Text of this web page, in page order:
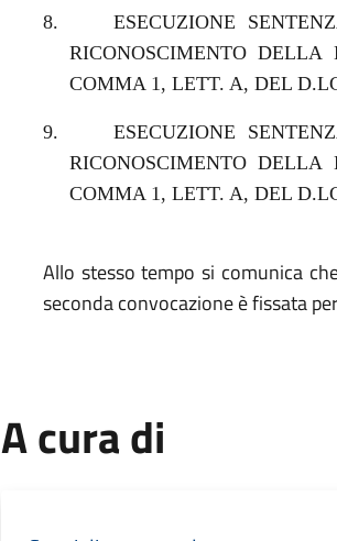
8.
ESECUZIONE
RICONOSCIMENTO
COMMA 1, LETT. A, DEL
9.
ESECUZIONE
RICONOSCIMENTO
COMMA 1, LETT. A, DEL
Allo stesso tempo si comunica
seconda convocazione è fissata
A cura di